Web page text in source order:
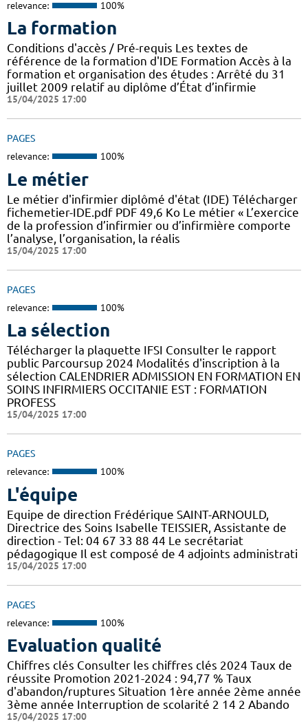
relevance: 100%
La formation
Conditions d'accès / Pré-requis Les textes de
référence de la formation d'IDE Formation Accès à la
formation et organisation des études : Arrêté du 31
juillet 2009 relatif au diplôme d’État d’infirmie
15/04/2025 17:00
PAGES
relevance: 100%
Le métier
Le métier d'infirmier diplômé d'état (IDE) Télécharger
fichemetier-IDE.pdf PDF 49,6 Ko Le métier « L’exercice
de la profession d’infirmier ou d’infirmière comporte
l’analyse, l’organisation, la réalis
15/04/2025 17:00
PAGES
relevance: 100%
La sélection
Télécharger la plaquette IFSI Consulter le rapport
public Parcoursup 2024 Modalités d'inscription à la
sélection CALENDRIER ADMISSION EN FORMATION EN
SOINS INFIRMIERS OCCITANIE EST : FORMATION
PROFESS
15/04/2025 17:00
PAGES
relevance: 100%
L'équipe
Equipe de direction Frédérique SAINT-ARNOULD,
Directrice des Soins Isabelle TEISSIER, Assistante de
direction - Tel: 04 67 33 88 44 Le secrétariat
pédagogique Il est composé de 4 adjoints administrati
15/04/2025 17:00
PAGES
relevance: 100%
Evaluation qualité
Chiffres clés Consulter les chiffres clés 2024 Taux de
réussite Promotion 2021-2024 : 94,77 % Taux
d'abandon/ruptures Situation 1ère année 2ème année
3ème année Interruption de scolarité 2 14 2 Abando
15/04/2025 17:00